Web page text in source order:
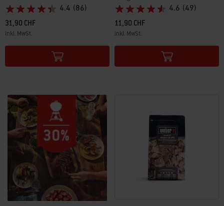
4.4 (86)
31,90 CHF
inkl. MwSt.
Color Options
4.6 (49)
11,90 CHF
inkl. MwSt.
Color Options